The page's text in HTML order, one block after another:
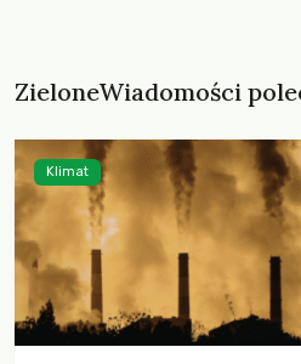
ZieloneWiadomości
Klimat